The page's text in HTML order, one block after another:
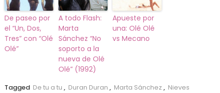
De paseo por
el “Un, Dos,
Tres” con “Olé
Olé”
A todo Flash:
Marta
Sánchez “No
soporto a la
nueva de Olé
Olé” (1992)
Apueste por
una: Olé Olé
vs Mecano
Tagged De tu a tu , Duran Duran , Marta Sánchez , Nieves